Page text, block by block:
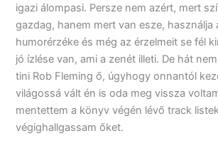
igazi álompasi. Persze nem azért, mert
gazdag, hanem mert van esze, használja
humorérzéke és még az érzelmeit se fél
jó ízlése van, ami a zenét illeti. De hát
tini Rob Fleming ő, úgyhogy onnantól
világossá vált én is oda meg vissza
mentettem a könyv végén lévő track
végighallgassam őket.